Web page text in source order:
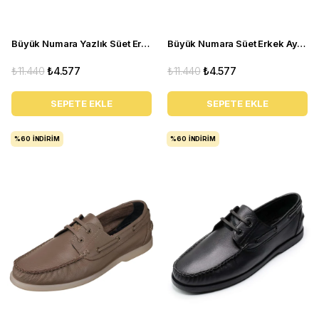
Büyük Numara Yazlık Süet Erkek Ayakkabısı -Utkan001 Lacivert Süet
₺4.577
₺11.440
SEPETE EKLE
Büyük Numara Süet Erkek Ayakkabısı Utkan001 Siyah Süet
₺4.577
₺11.440
SEPETE EKLE
%60 İNDIRIM %60 İNDIRIM